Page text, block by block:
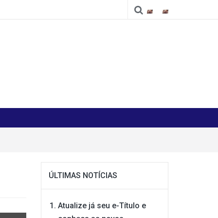
Cidade
ÚLTIMAS NOTÍCIAS
Atualize já seu e-Título e